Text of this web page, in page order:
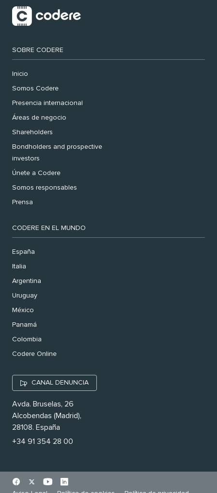
SOBRE CODERE
Inicio
Somos Codere
Presencia internacional
Áreas de negocio
Shareholders
Bondholders and prospective
investors
Únete a Codere
Somos responsables
Prensa
CODERE EN EL MUNDO
España
Italia
Argentina
Uruguay
México
Panamá
Colombia
Codere Online
CANAL DENUNCIA
Avda. Bruselas, 26
Alcobendas (Madrid),
28108. España
+34 91 354 28 00